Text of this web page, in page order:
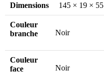
Dimensions 145 × 19 ×
Couleur
branche
Noir
Couleur
face
Noir